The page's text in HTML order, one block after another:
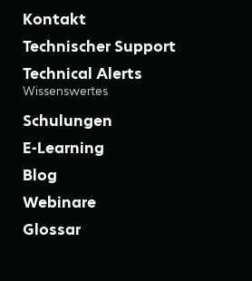
Kontakt
Technischer Support
Technical Alerts
Wissenswertes
Schulungen
E-Learning
Blog
Webinare
Glossar